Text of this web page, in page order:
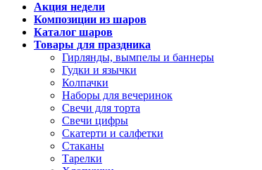
Акция недели
Композиции из шаров
Каталог шаров
Товары для праздника
Гирлянды, вымпелы и баннеры
Гудки и язычки
Колпачки
Наборы для вечеринок
Свечи для торта
Свечи цифры
Скатерти и салфетки
Стаканы
Тарелки